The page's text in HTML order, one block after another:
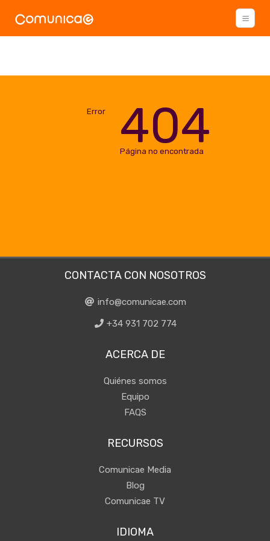
Error 404
Página no encontrada
CONTACTA CON NOSOTROS
info@comunicae.com
+34 931 702 774
ACERCA DE
Quiénes somos
Equipo
FAQS
RECURSOS
Comunicae Media
Blog
Comunicae TV
IDIOMA